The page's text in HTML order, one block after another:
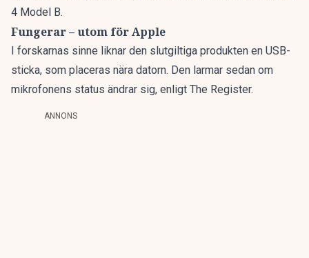
4 Model B.
Fungerar – utom för Apple
I forskarnas sinne liknar den slutgiltiga produkten en USB-
sticka, som placeras nära datorn. Den larmar sedan om
mikrofonens status ändrar sig, enligt The Register.
ANNONS